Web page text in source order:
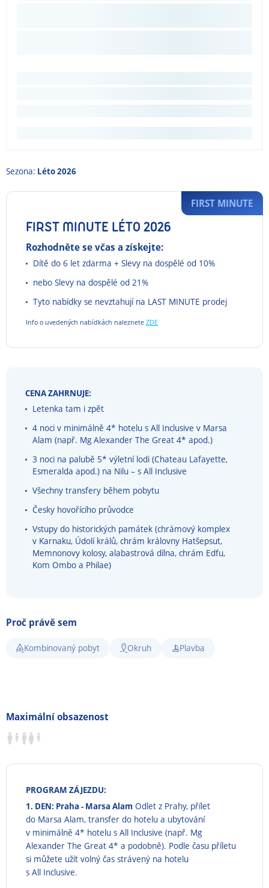
Sezona: Léto 2026
FIRST MINUTE LÉTO 2026
Rozhodněte se včas a získejte:
Dítě do 6 let zdarma + Slevy na dospělé od 10%
nebo Slevy na dospělé od 21%
Tyto nabídky se nevztahují na LAST MINUTE prodej
Info o uvedených nabídkách naleznete ZDE
FIRST MINUTE
CENA ZAHRNUJE:
Letenka tam i zpět
4 noci v minimálně 4* hotelu s All Inclusive v Marsa
Alam (např. Mg Alexander The Great 4* apod.)
3 noci na palubě 5* výletní lodi (Chateau Lafayette,
Esmeralda apod.) na Nilu – s All Inclusive
Všechny transfery během pobytu
Česky hovořícího průvodce
Vstupy do historických památek (chrámový komplex
v Karnaku, Údolí králů, chrám královny Hatšepsut,
Memnonovy kolosy, alabastrová dílna, chrám Edfu,
Kom Ombo a Philae)
Proč právě sem
Kombinovaný pobyt Okruh Plavba
Maximální obsazenost
PROGRAM ZÁJEZDU:
1. DEN: Praha - Marsa Alam Odlet z Prahy, přílet
do Marsa Alam, transfer do hotelu a ubytování
v minimálně 4* hotelu s All Inclusive (např. Mg
Alexander The Great 4* a podobně). Podle času příletu
si můžete užít volný čas strávený na hotelu
s All Inclusive.